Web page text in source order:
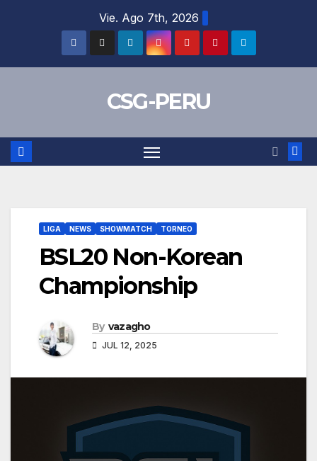
Vie. Ago 7th, 2026
CSG-PERU
LIGA NEWS SHOWMATCH TORNEO
BSL20 Non-Korean
Championship
By vazagho
JUL 12, 2025